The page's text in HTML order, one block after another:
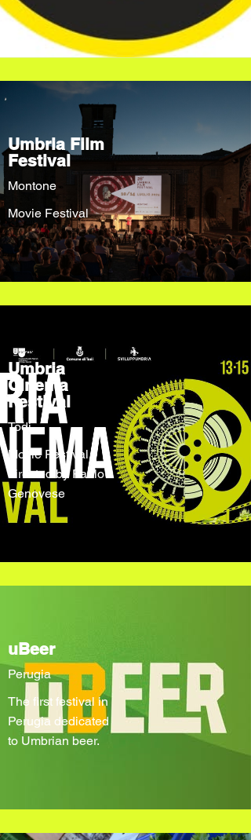
Umbria Film
Festival
Montone
Movie Festival
Umbria
Cinema
Festival
Todi
Movie Festival
directed by Paolo
Genovese
uBeer
Perugia
The first festival in
Perugia dedicated
to Umbrian beer.